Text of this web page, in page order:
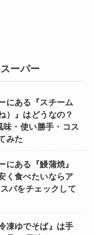
ーパー
にある『スチーム
）』はどうなの？
味・使い勝手・コス
みた
にある『鰻蒲焼』
く食べたいならア
パをチェックして
凍ゆでそば』は手